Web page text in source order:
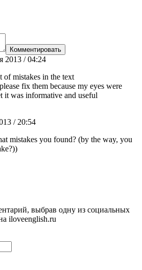
2013 / 04:24
of mistakes in the text
fix them because my eyes were
it was informative and useful
/ 20:54
mistakes you found? (by the way, you
выбрав одну из социальных
iloveenglish.ru